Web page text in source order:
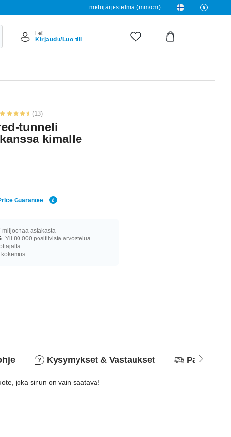
metrijärjestelmä (mm/cm)
Hei!
Kirjaudu/Luo tili
(13)
tunneli
kimalle
Guarantee
miljoonaa asiakasta
Yli 80 000 positiivista arvostelua
Kysymykset & Vastaukset
joka sinun on vain saatava!